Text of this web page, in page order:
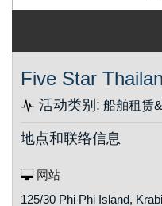
Five Star
活动类别: 船舶租赁
地点和联络信息
网站
125/30 Phi Phi Island,